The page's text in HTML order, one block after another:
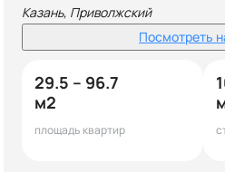
Казань, Приволжский
Посмотреть
29.5 – 96.7
м2
площадь квартир